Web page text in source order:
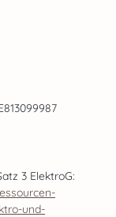
3 ElektroG:
und-